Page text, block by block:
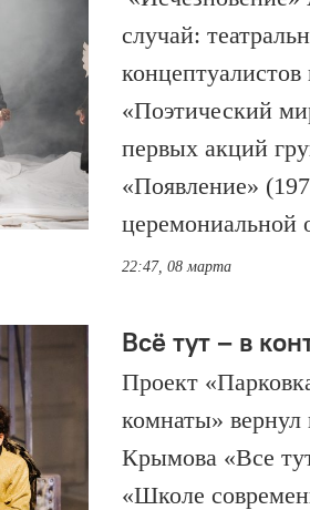
случай:
«Поэтический
первых акций
«Появление»
церемониальной
22:47, 08 марта
Всё тут – в
Проект
комнаты»
Крымова «Все
«Школе